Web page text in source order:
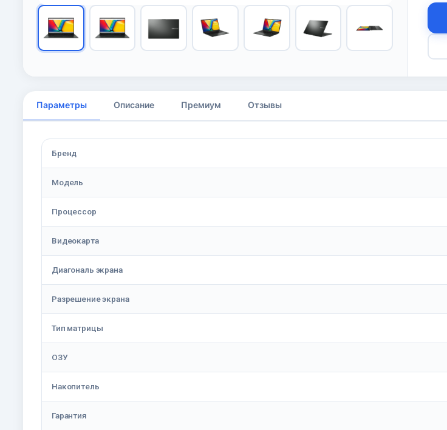
Параметры Описание Премиум Отзывы
Бренд
Модель
Процессор
Видеокарта
Диагональ экрана
Разрешение экрана
Тип матрицы
ОЗУ
Накопитель
Гарантия